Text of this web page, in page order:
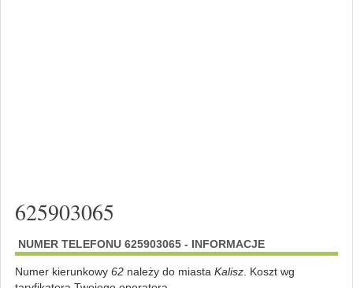
625903065
NUMER TELEFONU 625903065 - INFORMACJE
Numer kierunkowy 62należy do miasta Kalisz. Koszt wg